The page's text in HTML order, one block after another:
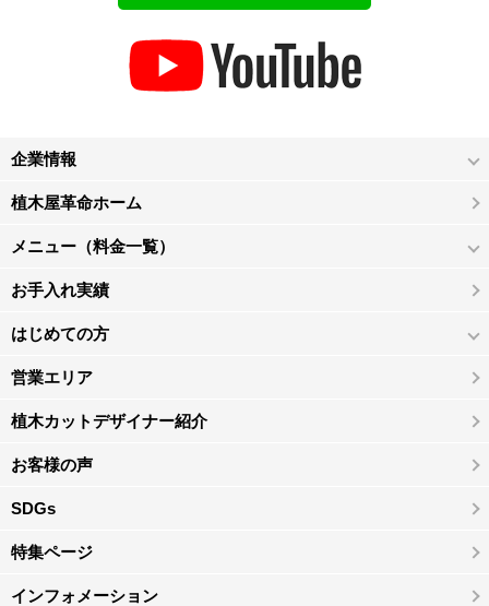
企業情報
植木屋革命ホーム
メニュー（料金一覧）
お手入れ実績
はじめての方
営業エリア
植木カットデザイナー紹介
お客様の声
SDGs
特集ページ
インフォメーション